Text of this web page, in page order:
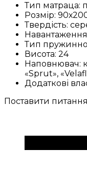
Тип матраца:
Розмір:
Твердість:
Навантаження
Тип
Висота: 24
Наповнювач:
«Sprut»,
Додаткові
Поставити питання